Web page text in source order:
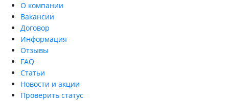
О компании
Вакансии
Договор
Информация
Отзывы
FAQ
Статьи
Новости и акции
Проверить статус